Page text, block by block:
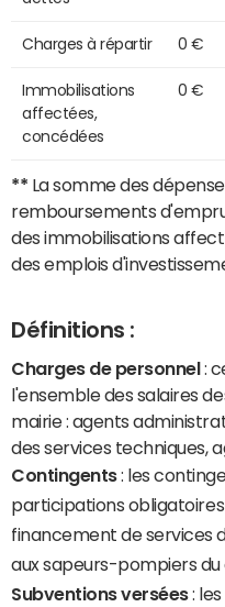
Charges à répartir 0 €
Immobilisations
affectées,
concédées
0 €
** La somme des
remboursements
des immobilisations
des emplois
Définitions :
Charges de personnel :
l'ensemble des salaires
mairie : agents
des services techniques,
Contingents: les
participations
financement de services
aux sapeurs-pompiers
Subventions versées: